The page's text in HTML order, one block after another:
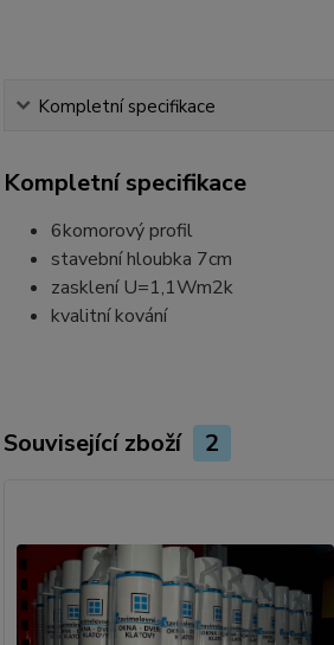
Kompletní specifikace
Kompletní specifikace
6komorový profil
stavební hloubka 7cm
zasklení U=1,1Wm2k
kvalitní kování
Související zboží 2